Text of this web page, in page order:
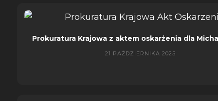
Prokuratura Krajowa z aktem oskarżenia dla
21 PAŹDZIERNIKA 2025